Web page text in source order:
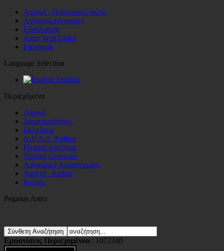
Αρχική - Πρόσφατες φώτο
Αστροφωτογραφίες
Εξοπλισμός
Astro Web Links
Facebook
Language Selection
English
Περιεχόμενα
Αρχική
Δραστηριότητες
Εκλείψεις
A.V.A.T. Άρθρα
Ηλιακό σύστημα
Χάρτης Ουρανού
Λογισμικό Αστρoνομίας
Αρχεία - Άρθρα
Καιρός
Pegasus Astro
Εμφανίσεις Περιεχομένου : 1072340